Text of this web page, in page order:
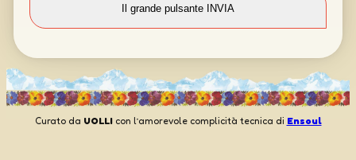
Curato da UOLLIcon l’amorevole complicità tecnica di Ensoul